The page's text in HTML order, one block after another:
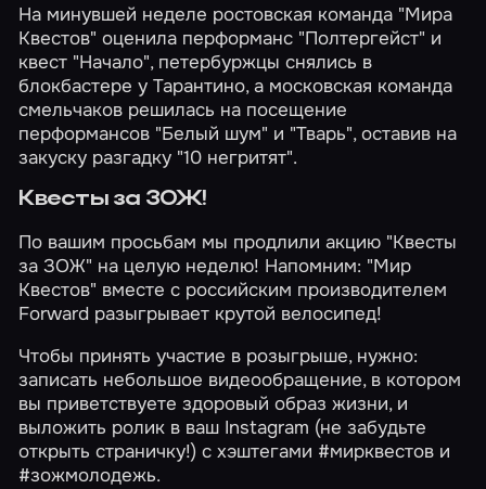
На минувшей неделе ростовская команда "Мира
Квестов" оценила перформанс "Полтергейст" и
квест "Начало", петербуржцы снялись в
блокбастере уТарантино, а московская команда
смельчаков решилась на посещение
перформансов "Белый шум" и "Тварь", оставив на
закуску разгадку "10 негритят".
Квесты за ЗОЖ!
По вашим просьбам мы продлили акцию "Квесты
за ЗОЖ" на целую неделю! Напомним: "Мир
Квестов" вместе с российским производителем
Forward разыгрывает крутой велосипед!
Чтобы принять участие в розыгрыше, нужно:
записать небольшое видеообращение, в котором
вы приветствуете здоровый образ жизни, и
выложить ролик в ваш Instagram (не забудьте
открыть страничку!) с хэштегами #мирквестов и
#зожмолодежь.